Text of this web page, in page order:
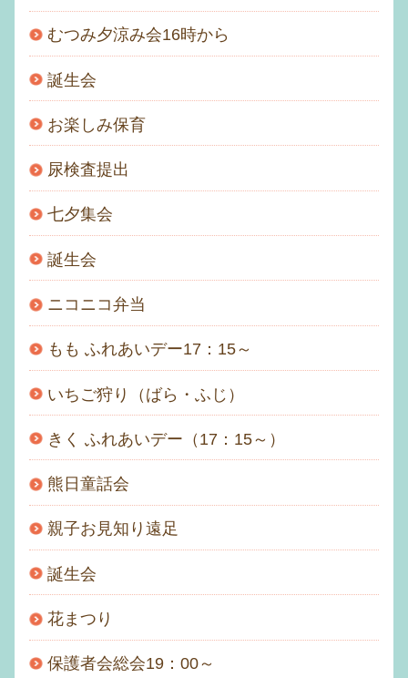
むつみ夕涼み会16時から
誕生会
お楽しみ保育
尿検査提出
七夕集会
誕生会
ニコニコ弁当
もも ふれあいデー17：15～
いちご狩り（ばら・ふじ）
きく ふれあいデー（17：15～）
熊日童話会
親子お見知り遠足
誕生会
花まつり
保護者会総会19：00～